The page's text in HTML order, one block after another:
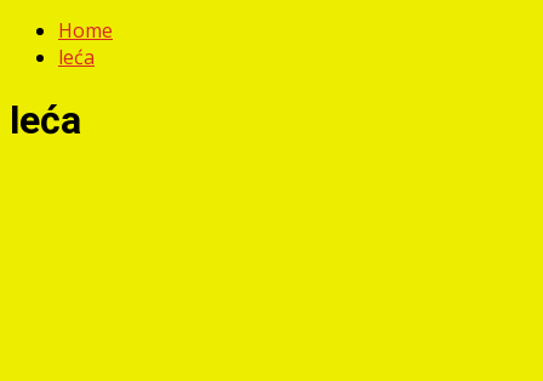
Home
leća
leća